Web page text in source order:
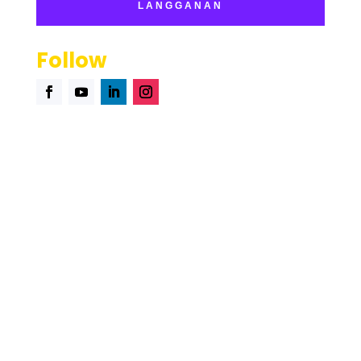
LANGGANAN
Follow
group-discussion-successful-presenter-distinguishes-fact
statements-subjective-ideas-true-choose-three
fiona-completing-square-solve